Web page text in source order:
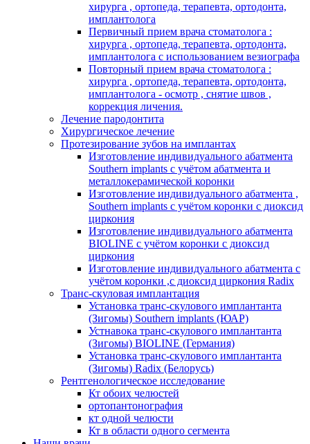
хирурга , ортопеда, терапевта, ортодонта,
имплантолога
Первичный прием врача стоматолога :
хирурга , ортопеда, терапевта, ортодонта,
имплантолога с использованием везиографа
Повторный прием врача стоматолога :
хирурга , ортопеда, терапевта, ортодонта,
имплантолога - осмотр , снятие швов ,
коррекция личения.
Лечение пародонтита
Хирургическое лечение
Протезирование зубов на имплантах
Изготовление индивидуального абатмента
Southern implants с учётом абатмента и
металлокерамической коронки
Изготовление индивидуального абатмента ,
Southern implants с учётом коронки с диоксид
циркония
Изготовление индивидуального абатмента
BIOLINE с учётом коронки с диоксид
циркония
Изготовление индивидуального абатмента с
учётом коронки ,с диоксид циркония Radix
Транс-скуловая имплантация
Установка транс-скулового имплантанта
(Зигомы) Southern implants (ЮАР)
Устнавока транс-скулового имплантанта
(Зигомы) BIOLINE (Германия)
Установка транс-скулового имплантанта
(Зигомы) Radix (Белорусь)
Рентгенологическое исследование
Кт обоих челюстей
ортопантонография
кт одной челюсти
Кт в области одного сегмента